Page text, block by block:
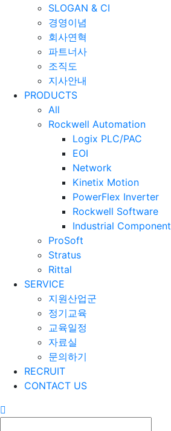
SLOGAN & CI
경영이념
회사연혁
파트너사
조직도
지사안내
PRODUCTS
All
Rockwell Automation
Logix PLC/PAC
EOI
Network
Kinetix Motion
PowerFlex Inverter
Rockwell Software
Industrial Component
ProSoft
Stratus
Rittal
SERVICE
지원산업군
정기교육
교육일정
자료실
문의하기
RECRUIT
CONTACT US